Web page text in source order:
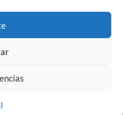
All rights reserved